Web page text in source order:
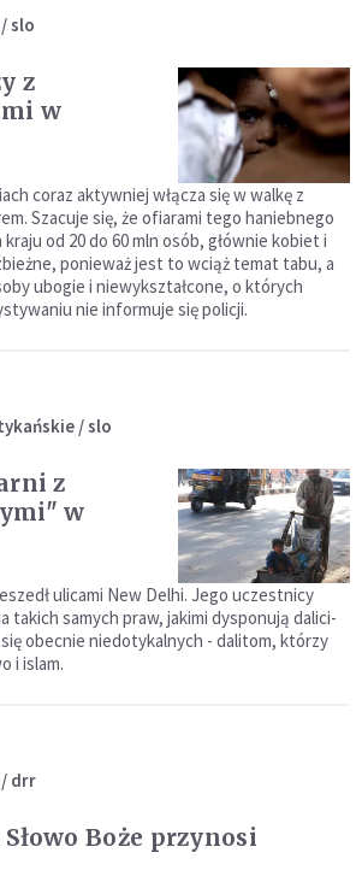
slo
z
w
coraz aktywniej włącza się w walkę z
Szacuje się, że ofiarami tego haniebnego
od 20 do 60 mln osób, głównie kobiet i
ponieważ jest to wciąż temat tabu, a
ubogie i niewykształcone, o których
nie informuje się policji.
/ slo
z
w
ulicami New Delhi. Jego uczestnicy
takich samych praw, jakimi dysponują dalici-
obecnie niedotykalnych - dalitom, którzy
i islam.
/ drr
Boże przynosi